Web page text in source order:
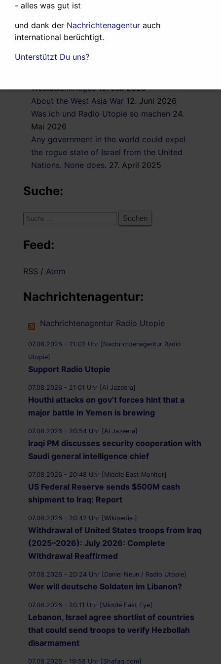
Westasienkrieges 19. Juli 2026
About the West Asia War 12. Juni 2026
Was ich und Radio Utopie so machen 24.
Mai 2026
Any government in the world could expel
the rogue state of Israel from the United
Nations. None does. 27. April 2025
Suche:
Suche
Feed:
RSS / Atom
Nachrichtenagentur:
Nachrichtenagentur Radio Utopie
07.08.2026 - 21:02 Uhr [Nachrichtenagentur Radio
Utopie]
Support Radio Utopie
07.08.2026 - 21:01 Uhr [Al Jazeera]
Houthi attacks on gov’t forces hint that a
major battle in Yemen is brewing
07.08.2026 - 20:54 Uhr [Al Jazeera]
Iraqi PM discusses security cooperation with
Saudi general intelligence chief
07.08.2026 - 20:48 Uhr [Middle East Monitor]
US Federal Reserve sends $500M cash
shipment to Iraq: Report
07.08.2026 - 20:42 Uhr [Wikipedia ]
Withdrawal of United States troops from Iraq
(2025–2026): July 2026: Complete
Withdrawal Reaffirmed
07.08.2026 - 20:24 Uhr [Daniel Neun / Radio Utopie]
Wer will deutsche Soldaten im Libanon?
07.08.2026 - 20:11 Uhr [Middle East Eye]
Lebanon, Israel agree shortlist of countries
that could send troops to verify Hezbollah
disarmament
07.08.2026 - 19:58 Uhr [Shafaq.com]
- alles was gut ist
und dank der Nachrichtenagentur auch
international berüchtigt.
Unterstützt Du uns?